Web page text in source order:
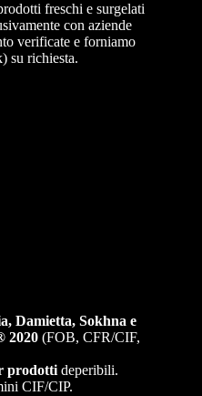
freschi e surgelati
con aziende
verificate e forniamo
su richiesta.
Damietta, Sokhna e
2020 (FOB, CFR/CIF,
prodotti deperibili.
CIF/CIP.